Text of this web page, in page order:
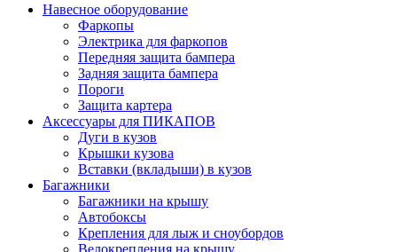
Навесное оборудование
Фаркопы
Электрика для фаркопов
Передняя защита бампера
Задняя защита бампера
Пороги
Защита картера
Аксессуары для ПИКАПОВ
Дуги в кузов
Крышки кузова
Вставки (вкладыши) в кузов
Багажники
Багажники на крышу
Автобоксы
Крепления для лыж и сноубордов
Велокрепления на крышу